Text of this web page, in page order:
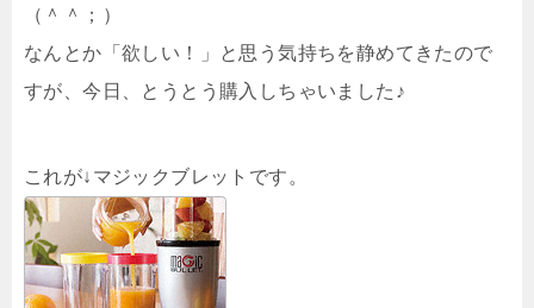
（＾＾；）
なんとか「欲しい！」と思う気持ちを静めてきたので
すが、今日、とうとう購入しちゃいました♪
これが↓マジックブレットです。